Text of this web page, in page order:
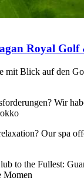
Royal Golf
mit Blick auf den
Wir
Our spa
to the Fullest:
Momen